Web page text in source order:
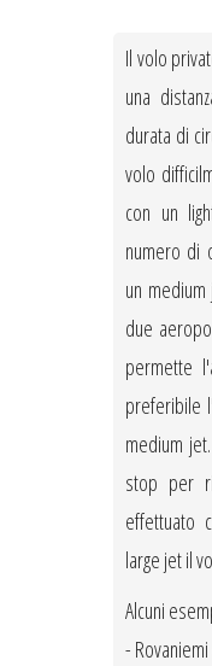
Il volo
una
durata di
volo
con un
numero di
un
due
permette
preferibile
medium
stop per
effettuato
large jet il
Alcuni
-